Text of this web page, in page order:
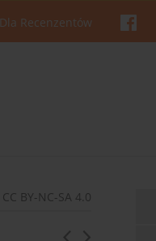
Dla Recenzentów
CC BY-NC-SA 4.0